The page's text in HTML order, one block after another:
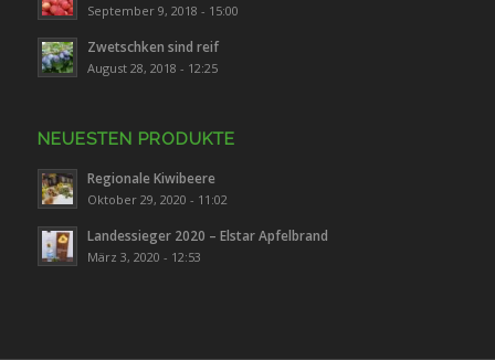
September 9, 2018 - 15:00
Zwetschken sind reif
August 28, 2018 - 12:25
NEUESTEN PRODUKTE
Regionale Kiwibeere
Oktober 29, 2020 - 11:02
Landessieger 2020 – Elstar Apfelbrand
März 3, 2020 - 12:53